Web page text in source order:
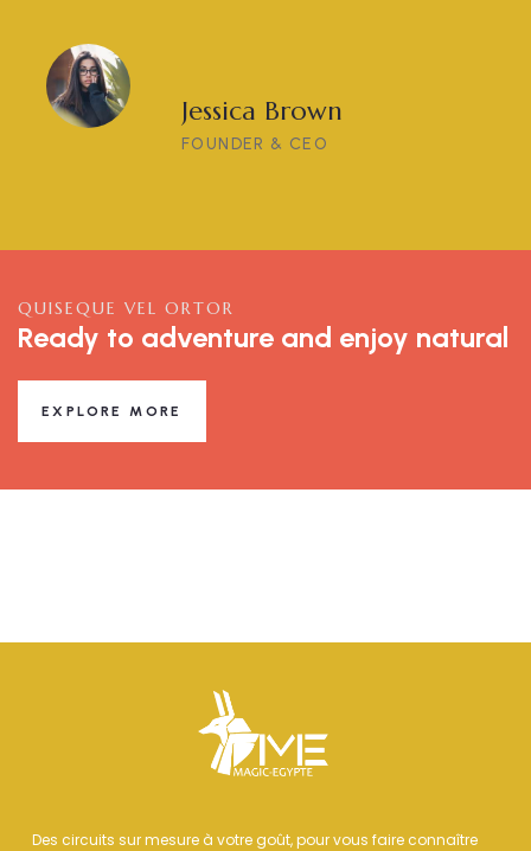
Jessica Brown
FOUNDER & CEO
QUISEQUE VEL ORTOR
Ready to adventure and enjoy natural
EXPLORE MORE
Des circuits sur mesure à votre goût, pour vous faire connaître